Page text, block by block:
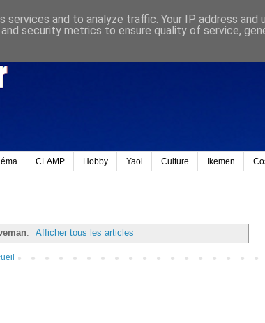
CLAMP Hobby Yaoi Culture Ikemen
Afficher tous les articles
and to analyze traffic. Your IP address and
security metrics to ensure quality of service,